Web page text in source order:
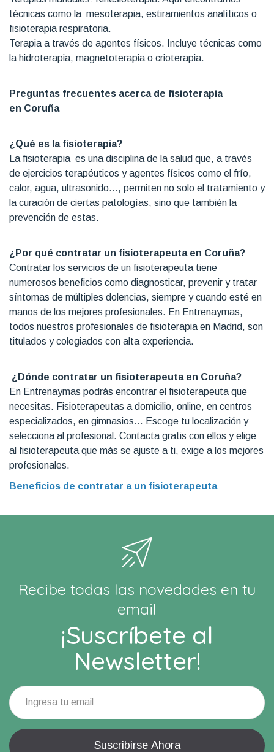
técnicas como la mesoterapia, estiramientos analíticos o
fisioterapia respiratoria.
Terapia a través de agentes físicos. Incluye técnicas como
la hidroterapia, magnetoterapia o crioterapia.
Preguntas frecuentes acerca de fisioterapia
en Coruña
¿Qué es la fisioterapia?
La fisioterapia es una disciplina de la salud que, a través
de ejercicios terapéuticos y agentes físicos como el frío,
calor, agua, ultrasonido…, permiten no solo el tratamiento y
la curación de ciertas patologías, sino que también la
prevención de estas.
¿Por qué contratar un fisioterapeuta en Coruña?
Contratar los servicios de un fisioterapeuta tiene
numerosos beneficios como diagnosticar, prevenir y tratar
síntomas de múltiples dolencias, siempre y cuando esté en
manos de los mejores profesionales. En Entrenaymas,
todos nuestros profesionales de fisioterapia en Madrid, son
titulados y colegiados con alta experiencia.
¿Dónde contratar un fisioterapeuta en Coruña?
En Entrenaymas podrás encontrar el fisioterapeuta que
necesitas. Fisioterapeutas a domicilio, online, en centros
especializados, en gimnasios… Escoge tu localización y
selecciona al profesional. Contacta gratis con ellos y elige
al fisioterapeuta que más se ajuste a ti, exige a los mejores
profesionales.
Beneficios de contratar a un fisioterapeuta
Recibe todas las novedades en tu
email
¡Suscríbete al
Newsletter!